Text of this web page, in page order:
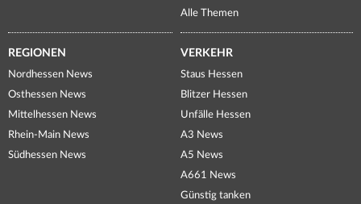
Alle Themen
REGIONEN
Nordhessen News
Osthessen News
Mittelhessen News
Rhein-Main News
Südhessen News
VERKEHR
Staus Hessen
Blitzer Hessen
Unfälle Hessen
A3 News
A5 News
A661 News
Günstig tanken